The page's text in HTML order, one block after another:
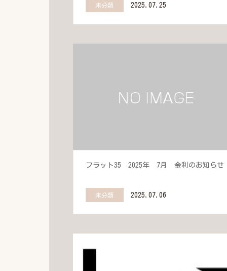
未分類 2025.07.25
フラット35 2025年 7月 金利のお知らせ
未分類 2025.07.06